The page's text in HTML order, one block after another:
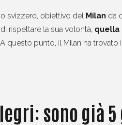
svizzero, obiettivo del Milan da
rispettare la sua volontà, quella
questo punto, il Milan ha
sono già